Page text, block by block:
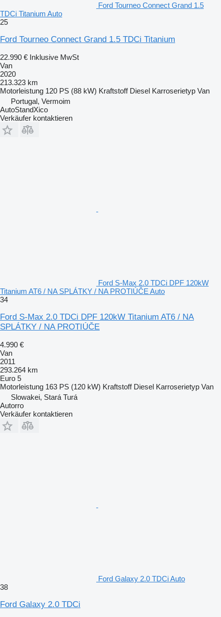
Ford Tourneo Connect Grand 1.5
TDCi Titanium Auto
25
Ford Tourneo Connect Grand 1.5 TDCi Titanium
22.990 € Inklusive MwSt
Van
2020
213.323 km
Motorleistung 120 PS (88 kW) Kraftstoff Diesel Karroserietyp Van
Portugal, Vermoim
AutoStandXico
Verkäufer kontaktieren
Ford S-Max 2.0 TDCi DPF 120kW
Titanium AT6 / NA SPLÁTKY / NA PROTIÚČE Auto
34
Ford S-Max 2.0 TDCi DPF 120kW Titanium AT6 / NA
SPLÁTKY / NA PROTIÚČE
4.990 €
Van
2011
293.264 km
Euro 5
Motorleistung 163 PS (120 kW) Kraftstoff Diesel Karroserietyp Van
Slowakei, Stará Turá
Autorro
Verkäufer kontaktieren
Ford Galaxy 2.0 TDCi Auto
38
Ford Galaxy 2.0 TDCi